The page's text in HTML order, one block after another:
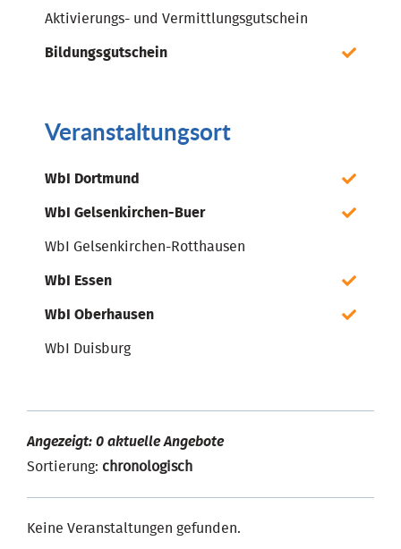
Aktivierungs- und Vermittlungsgutschein
Bildungsgutschein
Veranstaltungsort
WbI Dortmund
WbI Gelsenkirchen-Buer
WbI Gelsenkirchen-Rotthausen
WbI Essen
WbI Oberhausen
WbI Duisburg
Angezeigt: 0 aktuelle Angebote
Sortierung: chronologisch
Keine Veranstaltungen gefunden.